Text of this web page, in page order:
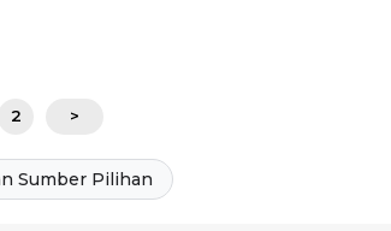
2 >
Sumber Pilihan